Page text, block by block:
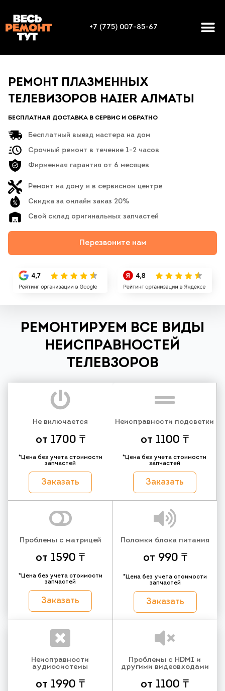
+7 (775) 007-85-67
РЕМОНТ ПЛАЗМЕННЫХ
ТЕЛЕВИЗОРОВ HAIER АЛМАТЫ
БЕСПЛАТНАЯ ДОСТАВКА В СЕРВИС И ОБРАТНО
Бесплатный выезд мастера на дом
Срочный ремонт в течение 1-2 часов
Фирменная гарантия от 6 месяцев
Ремонт на дому и в сервисном центре
Скидка за онлайн заказ 20%
Свой склад оригинальных запчастей
Перезвоните нам
РЕМОНТИРУЕМ ВСЕ ВИДЫ
НЕИСПРАВНОСТЕЙ
ТЕЛЕВЗОРОВ
Не включается
от 1700 ₸
*Цена без учета стоимости
запчастей
Заказать
Неисправности подсветки
от 1100 ₸
*Цена без учета стоимости
запчастей
Заказать
Проблемы с матрицей
от 1590 ₸
*Цена без учета стоимости
запчастей
Заказать
Поломки блока питания
от 990 ₸
*Цена без учета стоимости
запчастей
Заказать
Неисправности
аудиосистемы
от 1990 ₸
Проблемы с HDMI и
другими видеовходами
от 1100 ₸